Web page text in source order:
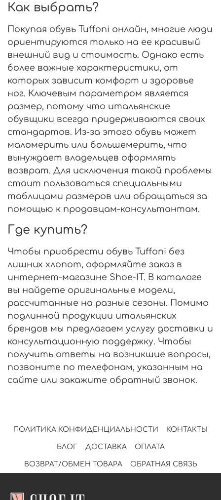
Как выбрать?
Покупая обувь Tuffoni онлайн, многие люди
ориентируются только на ее красивый
внешний вид и стоимость. Однако есть
более важные характеристики, от
которых зависит комфорт и здоровье
ног. Ключевым параметром является
размер, потому что итальянские
обувщики всегда придерживаются своих
стандартов. Из-за этого обувь может
маломерить или большемерить, что
вынуждает владельцев оформлять
возврат. Для исключения такой проблемы
стоит пользоваться специальными
таблицами размеров или обращаться за
помощью к продавцам-консультантам.
Где купить?
Чтобы приобрести обувь Tuffoni без
лишних хлопот, оформляйте заказ в
интернет-магазине Shoe-IT. В каталоге
вы найдете оригинальные модели,
рассчитанные на разные сезоны. Помимо
подлинной продукции итальянских
брендов мы предлагаем услугу доставки и
консультационную поддержку. Чтобы
получить ответы на возникшие вопросы,
позвоните по телефонам, указанным на
сайте или закажите обратный звонок.
ПОЛИТИКА КОНФИДЕНЦИАЛЬНОСТИ КОНТАКТЫ
БЛОГ ДОСТАВКА ОПЛАТА
ВОЗВРАТ/ОБМЕН ТОВАРА ОБРАТНАЯ СВЯЗЬ